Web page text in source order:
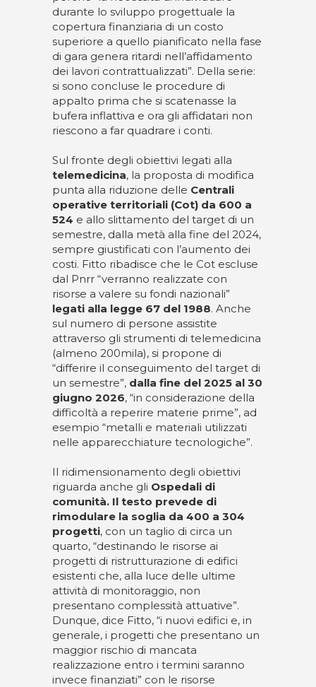
durante lo sviluppo progettuale la
copertura finanziaria di un costo
superiore a quello pianificato nella fase
di gara genera ritardi nell’affidamento
dei lavori contrattualizzati”. Della serie:
si sono concluse le procedure di
appalto prima che si scatenasse la
bufera inflattiva e ora gli affidatari non
riescono a far quadrare i conti.
Sul fronte degli obiettivi legati alla
telemedicina, la proposta di modifica
punta alla riduzione delle Centrali
operative territoriali (Cot) da 600 a
524 e allo slittamento del target di un
semestre, dalla metà alla fine del 2024,
sempre giustificati con l’aumento dei
costi. Fitto ribadisce che le Cot escluse
dal Pnrr “verranno realizzate con
risorse a valere su fondi nazionali”
legati alla legge 67 del 1988. Anche
sul numero di persone assistite
attraverso gli strumenti di telemedicina
(almeno 200mila), si propone di
“differire il conseguimento del target di
un semestre”, dalla fine del 2025 al 30
giugno 2026, “in considerazione della
difficoltà a reperire materie prime”, ad
esempio “metalli e materiali utilizzati
nelle apparecchiature tecnologiche”.
Il ridimensionamento degli obiettivi
riguarda anche gli Ospedali di
comunità. Il testo prevede di
rimodulare la soglia da 400 a 304
progetti, con un taglio di circa un
quarto, “destinando le risorse ai
progetti di ristrutturazione di edifici
esistenti che, alla luce delle ultime
attività di monitoraggio, non
presentano complessità attuative”.
Dunque, dice Fitto, “i nuovi edifici e, in
generale, i progetti che presentano un
maggior rischio di mancata
realizzazione entro i termini saranno
invece finanziati” con le risorse